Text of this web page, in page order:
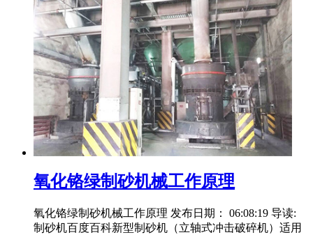
氧化铬绿制砂机械工作原理
氧化铬绿制砂机械工作原理 发布日期： 06:08:19 导读:
制砂机百度百科新型制砂机（立轴式冲击破碎机）适用